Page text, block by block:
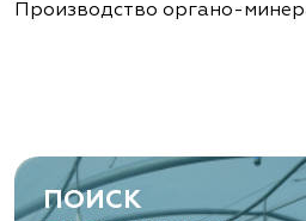
Производство органо-
ПОИСК